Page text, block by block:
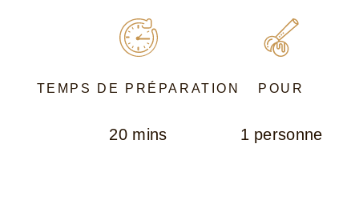
TEMPS DE PRÉPARATION
20 mins
POUR
1 personne